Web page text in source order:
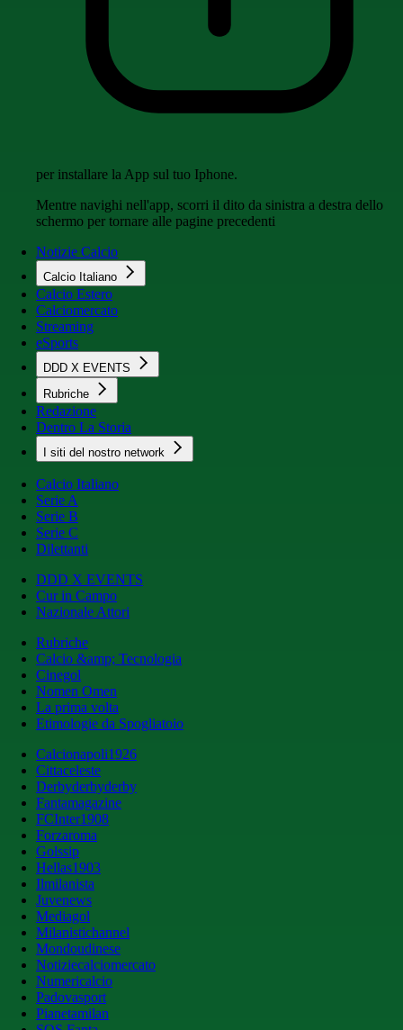
per installare la App sul tuo Iphone.
Mentre navighi nell'app, scorri il dito da sinistra a destra dello
schermo per tornare alle pagine precedenti
Notizie Calcio
Calcio Italiano
Calcio Estero
Calciomercato
Streaming
eSports
DDD X EVENTS
Rubriche
Redazione
Dentro La Storia
I siti del nostro network
Calcio Italiano
Serie A
Serie B
Serie C
Dilettanti
DDD X EVENTS
Cur in Campo
Nazionale Attori
Rubriche
Calcio &amp; Tecnologia
Cinegol
Nomen Omen
La prima volta
Etimologie da Spogliatoio
Calcionapoli1926
Cittaceleste
Derbyderbyderby
Fantamagazine
FCInter1908
Forzaroma
Golssip
Hellas1903
Ilmilanista
Juvenews
Mediagol
Milanistichannel
Mondoudinese
Notiziecalciomercato
Numericalcio
Padovasport
Pianetamilan